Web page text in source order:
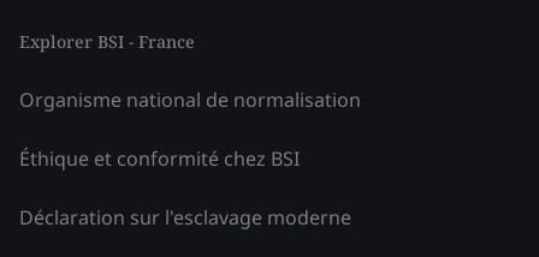
Explorer BSI - France
Organisme national de normalisation
Éthique et conformité chez BSI
Déclaration sur l'esclavage moderne